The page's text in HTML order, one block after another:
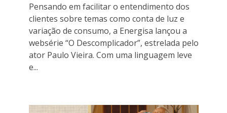
Pensando em facilitar o entendimento dos
clientes sobre temas como conta de luz e
variação de consumo, a Energisa lançou a
websérie “O Descomplicador”, estrelada pelo
ator Paulo Vieira. Com uma linguagem leve
e...